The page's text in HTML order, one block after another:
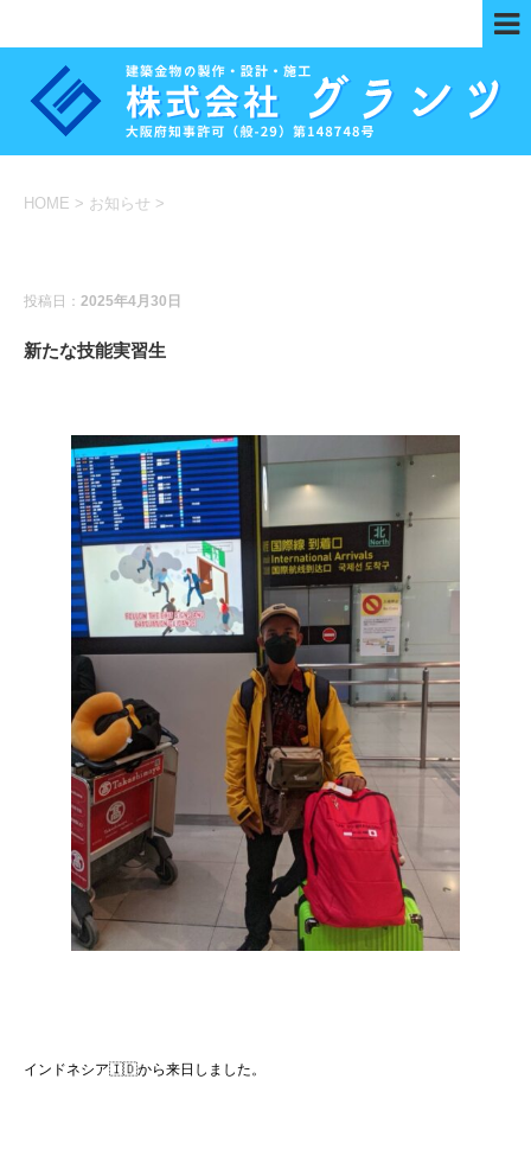
HOME > お知らせ >
投稿日： 2025年4月30日
新たな技能実習生
インドネシア🇮🇩から来日しました。